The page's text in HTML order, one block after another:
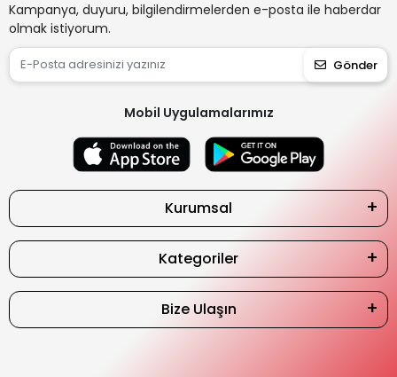
Kampanya, duyuru, bilgilendirmelerden e-posta ile haberdar
olmak istiyorum.
Gönder
Mobil Uygulamalarımız
Kurumsal
Kategoriler
Bize Ulaşın